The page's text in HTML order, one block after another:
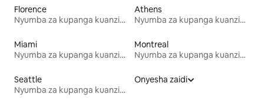
Florence
Nyumba za kupanga kuanzia mwezi mmoja
Athens
Nyumba za kupanga kuanzia mwezi mmoja
Miami
Nyumba za kupanga kuanzia mwezi mmoja
Montreal
Nyumba za kupanga kuanzia mwezi mmoja
Seattle
Nyumba za kupanga kuanzia mwezi mmoja
Onyesha zaidi